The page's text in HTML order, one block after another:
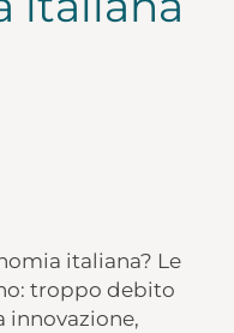
italiana? Le
troppo debito
innovazione,